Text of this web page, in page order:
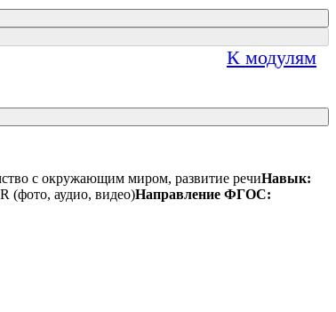
К модулям
с окружающим миром, развитие речиНавык:
(фото, аудио, видео)Направление ФГОС: